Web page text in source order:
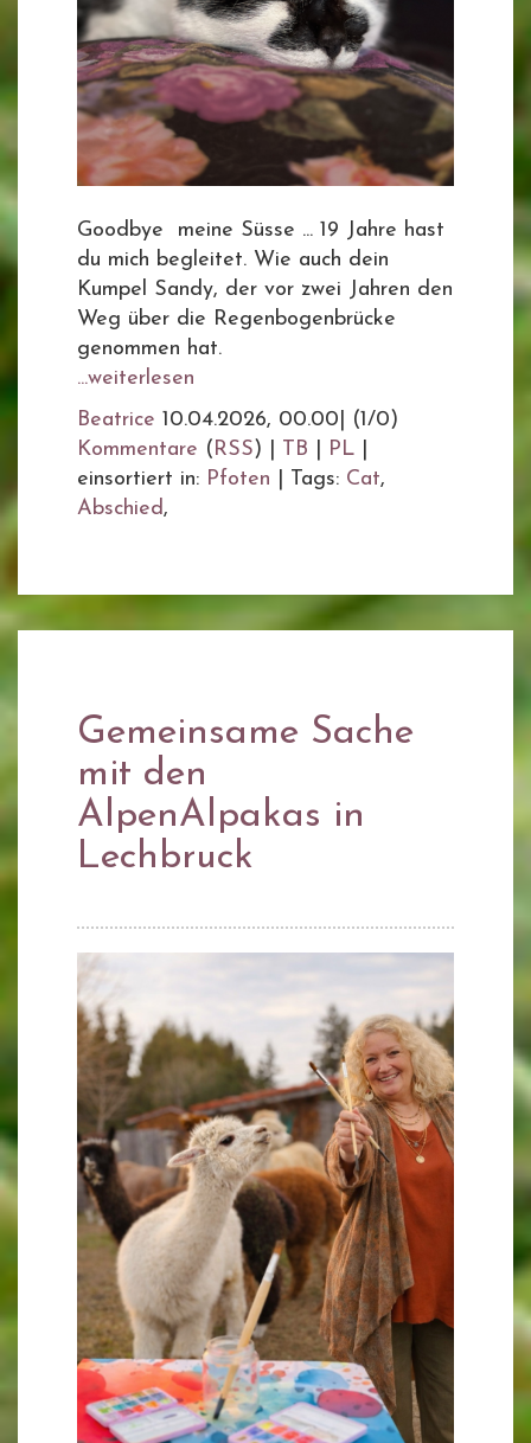
Goodbye meine Süsse ... 19 Jahre hast
du mich begleitet. Wie auch dein
Kumpel Sandy, der vor zwei Jahren den
Weg über die Regenbogenbrücke
genommen hat.
...weiterlesen
Beatrice 10.04.2026, 00.00
(1/0)
Kommentare ( RSS) | TB PL
einsortiert in: Pfoten Tags: Cat,
Abschied,
Gemeinsame Sache
mit den
AlpenAlpakas in
Lechbruck